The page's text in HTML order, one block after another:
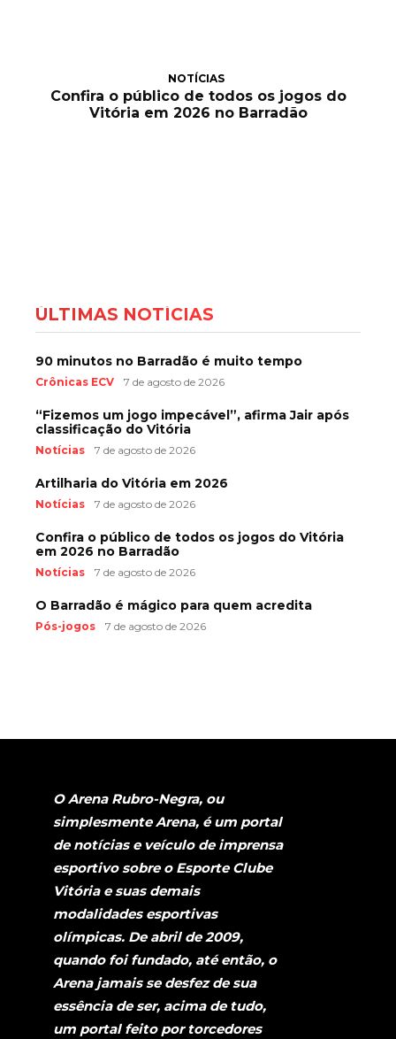
NOTÍCIAS
Confira o público de todos os jogos do
Vitória em 2026 no Barradão
ÚLTIMAS NOTÍCIAS
90 minutos no Barradão é muito tempo
Crônicas ECV 7 de agosto de 2026
“Fizemos um jogo impecável”, afirma Jair após
classificação do Vitória
Notícias 7 de agosto de 2026
Artilharia do Vitória em 2026
Notícias 7 de agosto de 2026
Confira o público de todos os jogos do Vitória
em 2026 no Barradão
Notícias 7 de agosto de 2026
O Barradão é mágico para quem acredita
Pós-jogos 7 de agosto de 2026
O Arena Rubro-Negra, ou
simplesmente Arena, é um portal
de notícias e veículo de imprensa
esportivo sobre o Esporte Clube
Vitória e suas demais
modalidades esportivas
olímpicas. De abril de 2009,
quando foi fundado, até então, o
Arena jamais se desfez de sua
essência de ser, acima de tudo,
um portal feito por torcedores